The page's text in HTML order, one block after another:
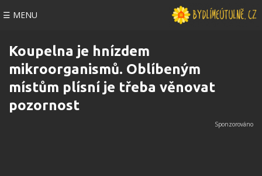
☰ MENU
Koupelna je hnízdem
mikroorganismů. Oblíbeným
místům plísní je třeba věnovat
pozornost